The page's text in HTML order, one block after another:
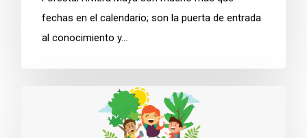
fechas en el calendario; son la puerta de entrada
al conocimiento y…